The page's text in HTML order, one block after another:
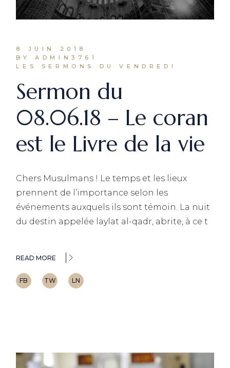
8 JUIN 2018
BY ADMIN3761
LES SERMONS DU VENDREDI
Sermon du
08.06.18 – Le coran
est le Livre de la vie
Chers Musulmans ! Le temps et les lieux
prennent de l’importance selon les
événements auxquels ils sont témoin. La nuit
du destin appelée laylat al-qadr, abrite, à ce t
READ MORE
FB TW LN